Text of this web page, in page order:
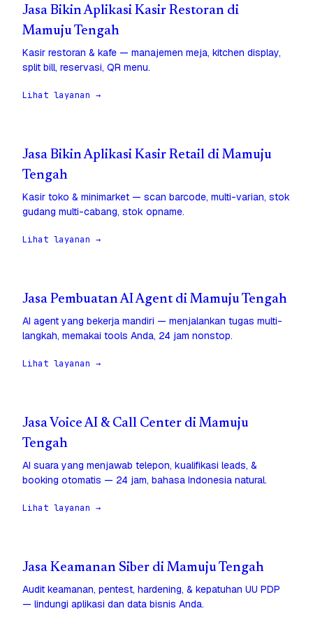
Jasa Bikin Aplikasi Kasir Restoran di
Mamuju Tengah
Kasir restoran & kafe — manajemen meja, kitchen display,
split bill, reservasi, QR menu.
Lihat layanan →
Jasa Bikin Aplikasi Kasir Retail di Mamuju
Tengah
Kasir toko & minimarket — scan barcode, multi-varian, stok
gudang multi-cabang, stok opname.
Lihat layanan →
Jasa Pembuatan AI Agent di Mamuju Tengah
AI agent yang bekerja mandiri — menjalankan tugas multi-
langkah, memakai tools Anda, 24 jam nonstop.
Lihat layanan →
Jasa Voice AI & Call Center di Mamuju
Tengah
AI suara yang menjawab telepon, kualifikasi leads, &
booking otomatis — 24 jam, bahasa Indonesia natural.
Lihat layanan →
Jasa Keamanan Siber di Mamuju Tengah
Audit keamanan, pentest, hardening, & kepatuhan UU PDP
— lindungi aplikasi dan data bisnis Anda.